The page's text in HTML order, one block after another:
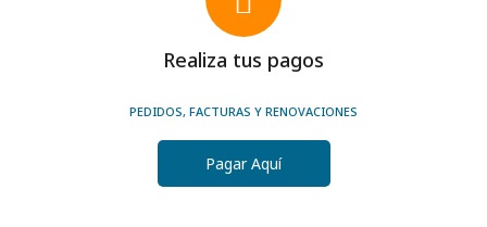
Realiza tus pagos
PEDIDOS, FACTURAS Y RENOVACIONES
Pagar Aquí